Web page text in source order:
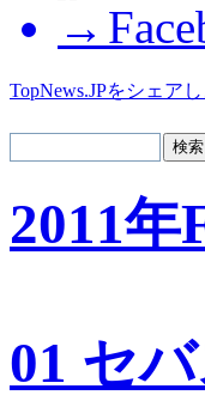
TopNews.JPをシェアし
2011
01 セ